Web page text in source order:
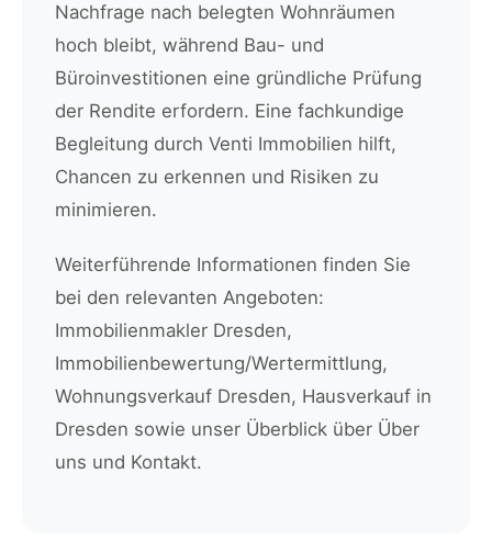
Nachfrage nach belegten Wohnräumen
hoch bleibt, während Bau- und
Büroinvestitionen eine gründliche Prüfung
der Rendite erfordern. Eine fachkundige
Begleitung durch Venti Immobilien hilft,
Chancen zu erkennen und Risiken zu
minimieren.
Weiterführende Informationen finden Sie
bei den relevanten Angeboten:
Immobilienmakler Dresden,
Immobilienbewertung/Wertermittlung,
Wohnungsverkauf Dresden, Hausverkauf in
Dresden sowie unser Überblick über Über
uns und Kontakt.